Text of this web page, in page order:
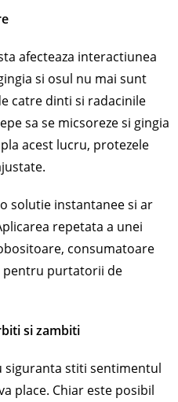
afecteaza interactiunea
si osul nu mai sunt
catre dinti si radacinile
sa se micsoreze si gingia
acest lucru, protezele
solutie instantanee si ar
repetata a unei
consumatoare
pentru purtatorii de
si zambiti
siguranta stiti sentimentul
place. Chiar este posibil